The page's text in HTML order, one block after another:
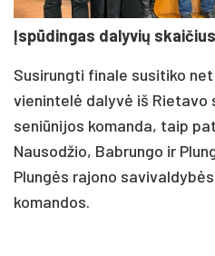
Įspūdingas dalyvių skaičius
Susirungti finale susitiko
vienintelė dalyvė iš Rietavo
seniūnijos komanda, taip
Nausodžio, Babrungo ir
Plungės rajono
komandos.